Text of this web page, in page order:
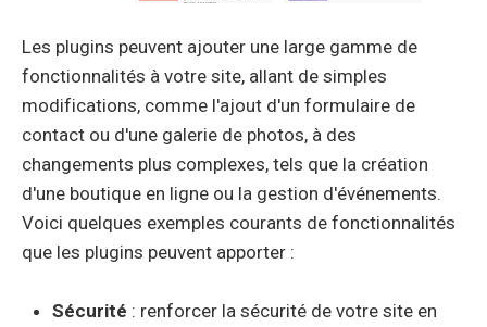
Les plugins peuvent ajouter une large gamme de
fonctionnalités à votre site, allant de simples
modifications, comme l'ajout d'un formulaire de
contact ou d'une galerie de photos, à des
changements plus complexes, tels que la création
d'une boutique en ligne ou la gestion d'événements.
Voici quelques exemples courants de fonctionnalités
que les plugins peuvent apporter :
Sécurité : renforcer la sécurité de votre site en